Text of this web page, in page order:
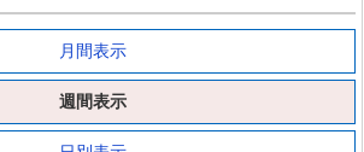
月間表示
週間表示